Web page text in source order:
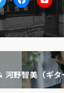
facebook
河野智美（ギ